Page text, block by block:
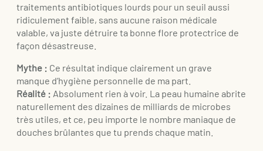
traitements antibiotiques lourds pour un seuil aussi
ridiculement faible, sans aucune raison médicale
valable, va juste détruire ta bonne flore protectrice de
façon désastreuse.
Mythe : Ce résultat indique clairement un grave
manque d’hygiène personnelle de ma part.
Réalité : Absolument rien à voir. La peau humaine abrite
naturellement des dizaines de milliards de microbes
très utiles, et ce, peu importe le nombre maniaque de
douches brûlantes que tu prends chaque matin.